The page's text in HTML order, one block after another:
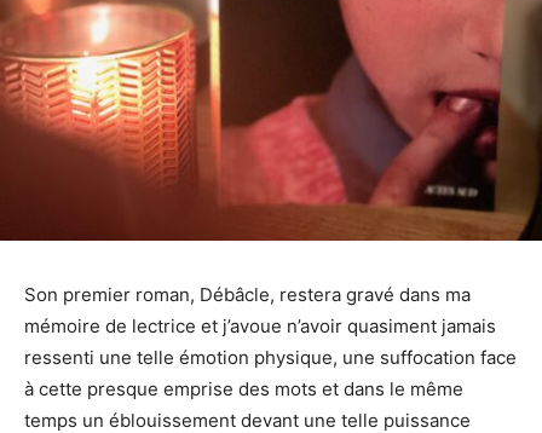
Son premier roman, Débâcle, restera gravé dans ma
mémoire de lectrice et j’avoue n’avoir quasiment jamais
ressenti une telle émotion physique, une suffocation face
à cette presque emprise des mots et dans le même
temps un éblouissement devant une telle puissance